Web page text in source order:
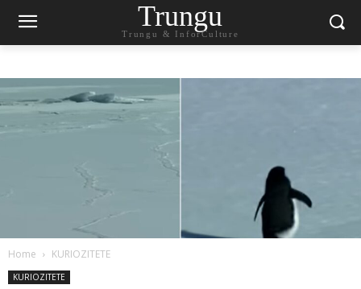
Trungu
Trungu & InforCulture
Home KURIOZITETE
KURIOZITETE